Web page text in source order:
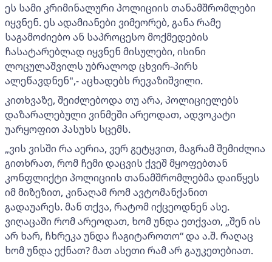
ეს სამი კრიმინალური პოლიციის თანამშრომლები
იყვნენ. ეს ადამიანები ვიმეორებ, განა რამე
საგამოძიებო ან საპროცესო მოქმედების
ჩასატარებლად იყვნენ მისულები, ისინი
ლოცულაშვილს უბრალოდ ცხვირ-პირს
ალეწავდნენ",- აცხადებს რევაზიშვილი.
კითხვაზე, შეიძლებოდა თუ არა, პოლიციელებს
დაზარალებული ვინმეში არეოდათ, ადვოკატი
უარყოფით პასუხს სცემს.
„ვის ვისში რა აერია, ვერ გეტყვით, მაგრამ შემიძლია
გითხრათ, რომ ჩემი დაცვის ქვეშ მყოფებთან
კონფლიქტი პოლიციის თანამშრომლებმა დაიწყეს
იმ მიზეზით, კინაღამ რომ ავტომანქანით
გადაუარეს. მან თქვა, რატომ იქცეოდნენ ასე.
ვიღაცაში რომ არეოდათ, ხომ უნდა ეთქვათ, „შენ ის
არ ხარ, ჩხრეკა უნდა ჩაგიტაროთო“ და ა.შ. რაღაც
ხომ უნდა ექნათ? მათ ასეთი რამ არ გაუკეთებიათ.